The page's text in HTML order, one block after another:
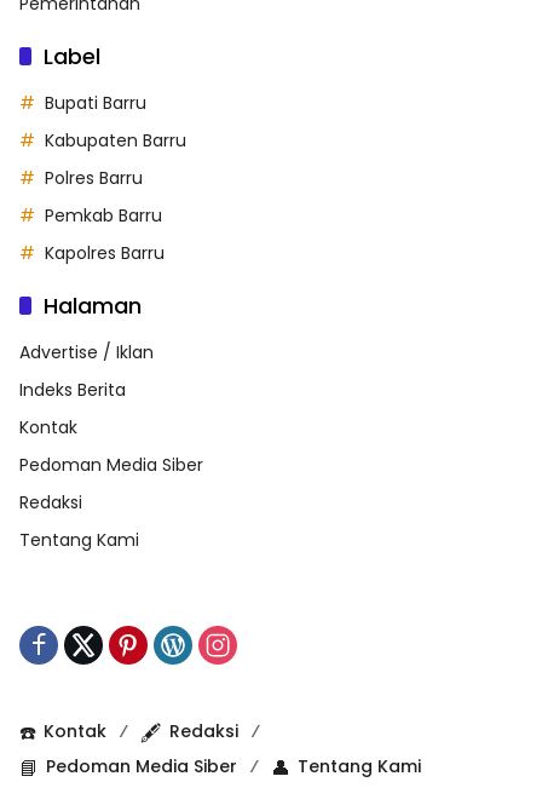
Label
Bupati Barru
Kabupaten Barru
Polres Barru
Pemkab Barru
Kapolres Barru
Halaman
Advertise / Iklan
Indeks Berita
Kontak
Pedoman Media Siber
Redaksi
Tentang Kami
☎️ Kontak 🖋️ Redaksi
📘 Pedoman Media Siber 👤 Tentang Kami